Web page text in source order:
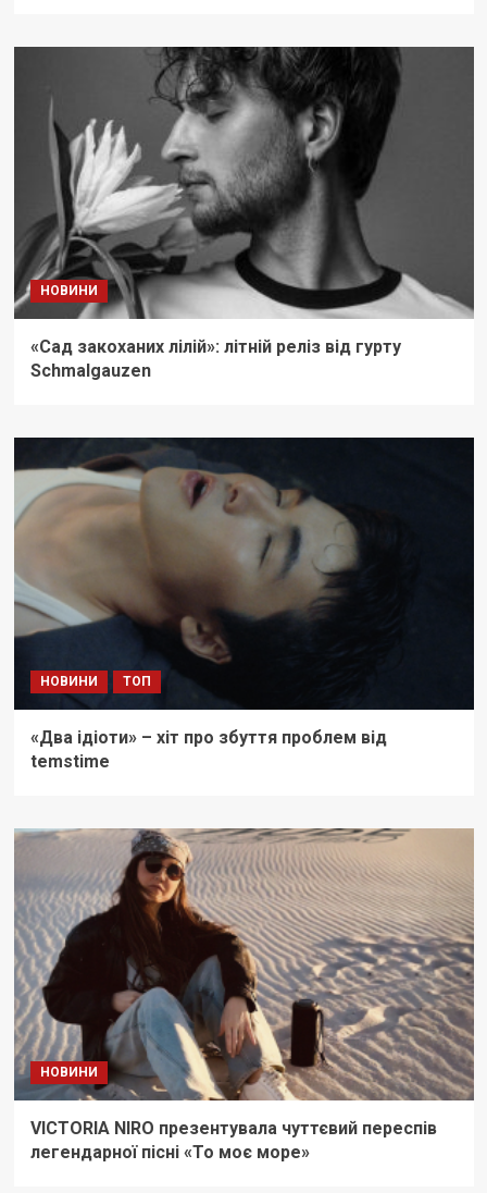
НОВИНИ
«Сад закоханих лілій»: літній реліз від гурту
Schmalgauzen
НОВИНИ ТОП
«Два ідіоти» – хіт про збуття проблем від
temstime
НОВИНИ
VICTORIA NIRO презентувала чуттєвий переспів
легендарної пісні «То моє море»